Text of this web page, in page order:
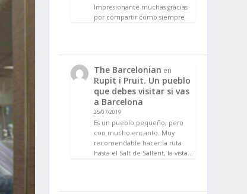
Impresionante muchas gracias
por compartir como siempre
The Barcelonian en
Rupit i Pruit. Un pueblo
que debes visitar si vas
a Barcelona
25/07/2019
Es un pueblo pequeño, pero
con mucho encanto. Muy
recomendable hacer la ruta
hasta el Salt de Sallent, la vista…